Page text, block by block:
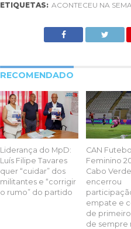
ETIQUETAS: ACONTECEU NA
RECOMENDADO
Liderança do MpD:
Luís Filipe Tavares
quer “cuidar” dos
militantes e “corrigir
o rumo” do partido
CAN Futebol
Feminino
Cabo Verde
encerrou
empate e
de
de sempre